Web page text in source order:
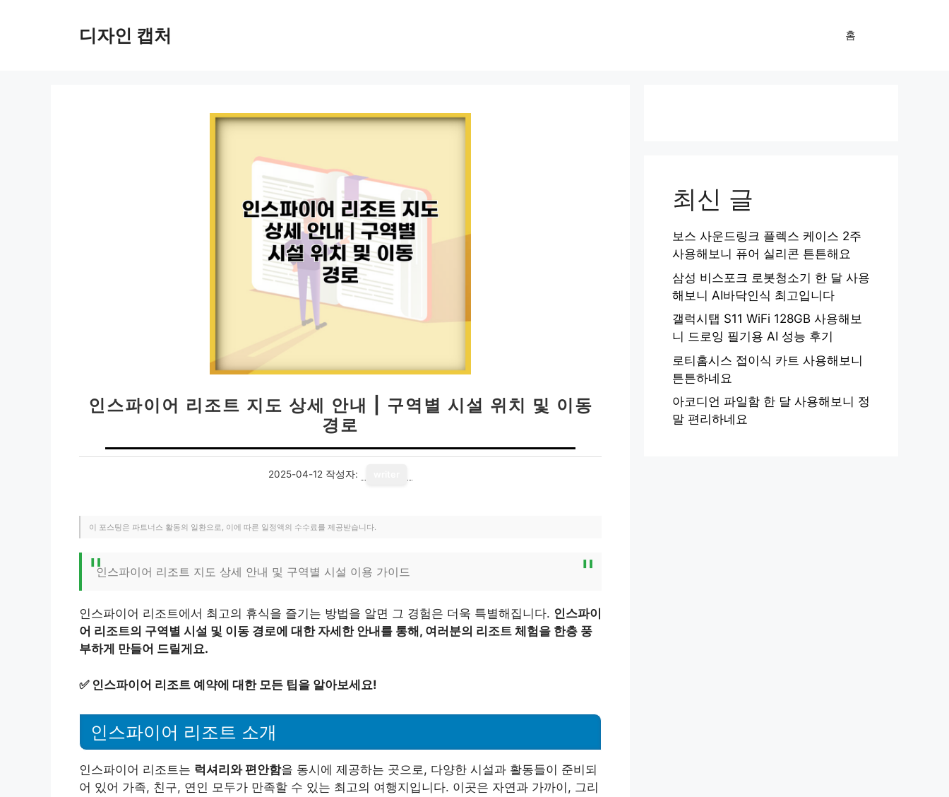
디자인 캡처 홈
인스파이어 리조트 지도 상세 안내 | 구역별 시설 위치 및 이동
경로
2025-04-12 작성자:
이 포스팅은 파트너스 활동의 일환으로, 이에 따른 일정액의 수수료를 제공받습니다.
인스파이어 리조트 지도 상세 안내 및 구역별 시설 이용 가이드
인스파이어 리조트에서 최고의 휴식을 즐기는 방법을 알면 그 경험은 더욱 특별해집니다. 인스파이
어 리조트의 구역별 시설 및 이동 경로에 대한 자세한 안내를 통해, 여러분의 리조트 체험을 한층 풍
부하게 만들어 드릴게요.
✅ 인스파이어 리조트 예약에 대한 모든 팁을 알아보세요!
인스파이어 리조트 소개
인스파이어 리조트는 럭셔리와 편안함을 동시에 제공하는 곳으로, 다양한 시설과 활동들이 준비되
어 있어 가족, 친구, 연인 모두가 만족할 수 있는 최고의 여행지입니다. 이곳은 자연과 가까이, 그리
최신 글
보스 사운드링크 플렉스 케이스 2주
사용해보니 퓨어 실리콘 튼튼해요
삼성 비스포크 로봇청소기 한 달 사용
해보니 AI바닥인식 최고입니다
갤럭시탭 S11 WiFi 128GB 사용해보
니 드로잉 필기용 AI 성능 후기
로티홈시스 접이식 카트 사용해보니
튼튼하네요
아코디언 파일함 한 달 사용해보니 정
말 편리하네요